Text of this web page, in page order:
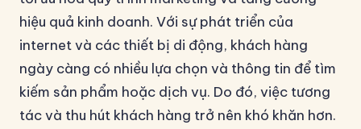
hiệu quả kinh doanh. Với sự phát triển của
internet và các thiết bị di động, khách hàng
ngày càng có nhiều lựa chọn và thông tin để tìm
kiếm sản phẩm hoặc dịch vụ. Do đó, việc tương
tác và thu hút khách hàng trở nên khó khăn hơn.